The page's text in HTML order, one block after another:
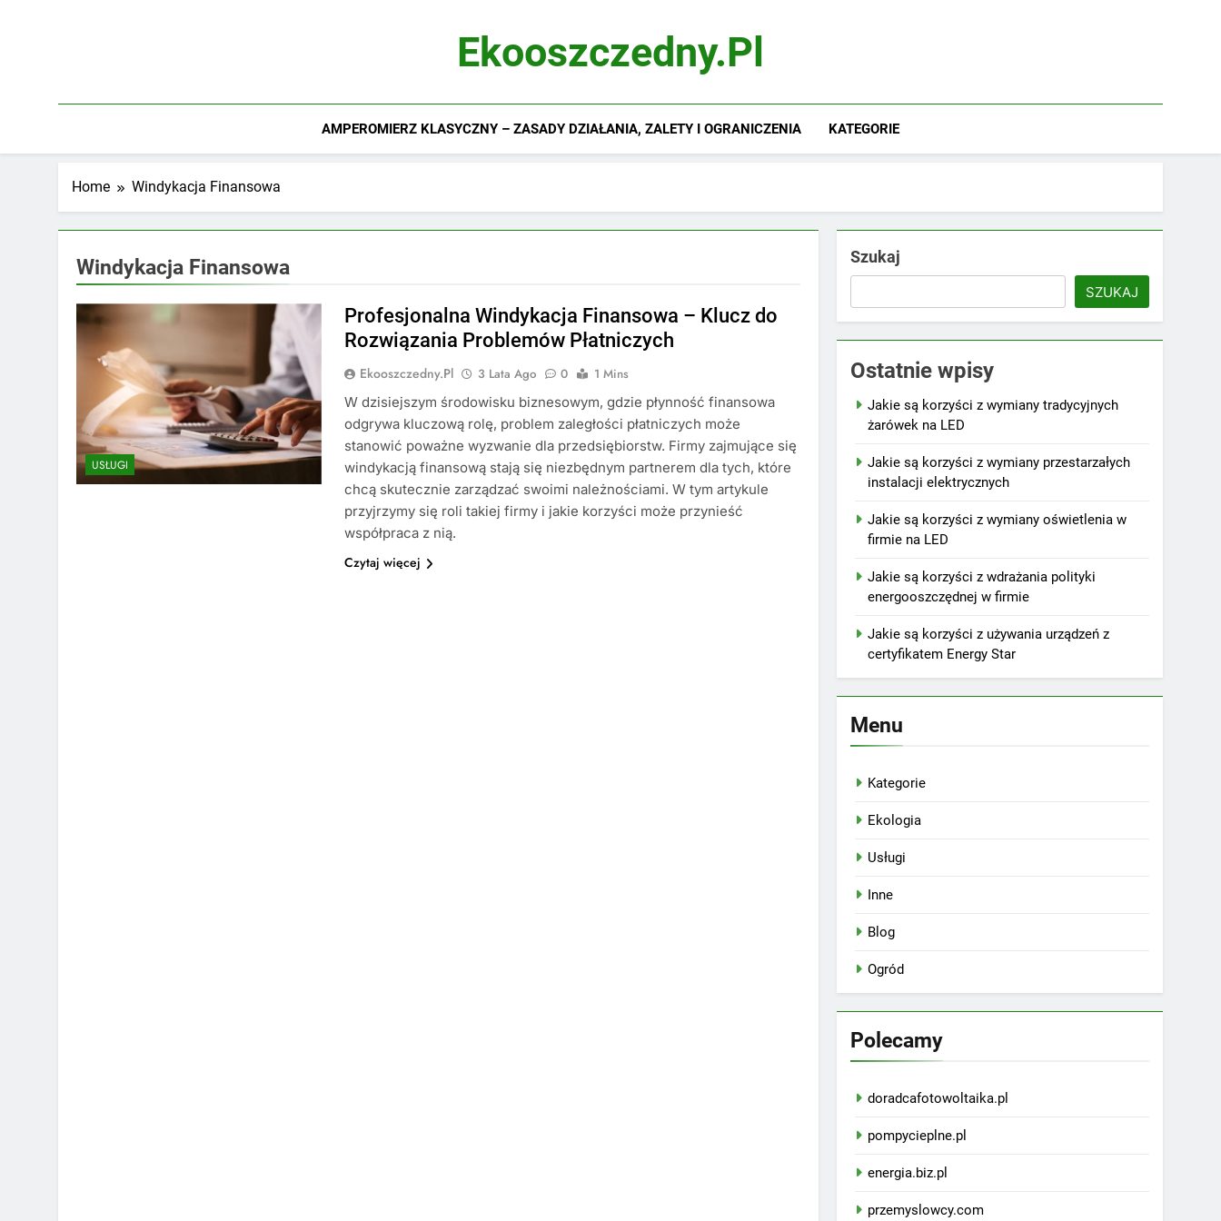
Ekooszczedny.pl
AMPEROMIERZ KLASYCZNY – ZASADY DZIAŁANIA, ZALETY I OGRANICZENIA KATEGORIE
Home Windykacja Finansowa
Windykacja Finansowa
USŁUGI
Profesjonalna Windykacja Finansowa – Klucz do
Rozwiązania Problemów Płatniczych
Ekooszczedny.pl 3 Lata Ago 0
1 Mins
W dzisiejszym środowisku biznesowym, gdzie płynność finansowa
odgrywa kluczową rolę, problem zaległości płatniczych może
stanowić poważne wyzwanie dla przedsiębiorstw. Firmy zajmujące się
windykacją finansową stają się niezbędnym partnerem dla tych, które
chcą skutecznie zarządzać swoimi należnościami. W tym artykule
przyjrzymy się roli takiej firmy i jakie korzyści może przynieść
współpraca z nią.
Czytaj więcej
Szukaj
SZUKAJ
Ostatnie wpisy
Jakie są korzyści z wymiany tradycyjnych
żarówek na LED
Jakie są korzyści z wymiany przestarzałych
instalacji elektrycznych
Jakie są korzyści z wymiany oświetlenia w
firmie na LED
Jakie są korzyści z wdrażania polityki
energooszczędnej w firmie
Jakie są korzyści z używania urządzeń z
certyfikatem Energy Star
Menu
Kategorie
Ekologia
Usługi
Inne
Blog
Ogród
Polecamy
doradcafotowoltaika.pl
pompycieplne.pl
energia.biz.pl
przemyslowcy.com